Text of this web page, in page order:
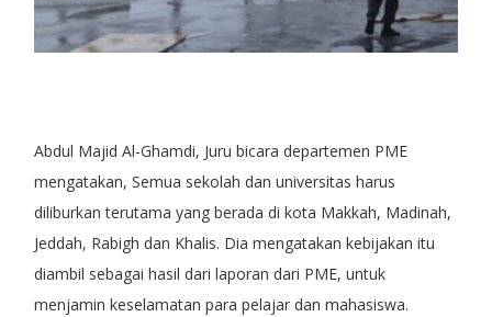
Abdul Majid Al-Ghamdi, Juru bicara departemen PME
mengatakan, Semua sekolah dan universitas harus
diliburkan terutama yang berada di kota Makkah, Madinah,
Jeddah, Rabigh dan Khalis. Dia mengatakan kebijakan itu
diambil sebagai hasil dari laporan dari PME, untuk
menjamin keselamatan para pelajar dan mahasiswa.